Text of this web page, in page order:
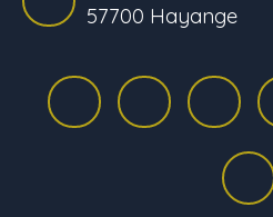
57700 Hayange